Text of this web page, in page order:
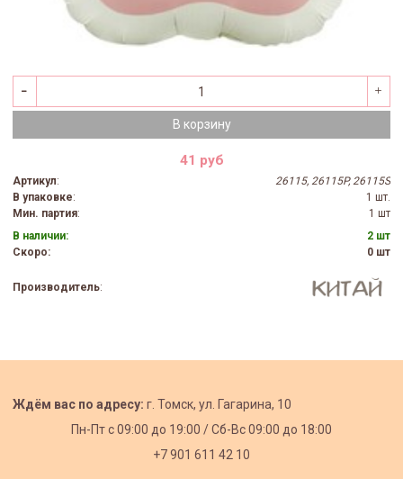
В корзину
41 руб
Артикул:
26115, 26115P, 26115S
В упаковке:
1 шт.
Мин. партия:
1 шт
В наличии:
2 шт
Скоро:
0 шт
Производитель:
Ждём вас по адресу: г. Томск, ул. Гагарина, 10
Пн-Пт с09:00 до 19:00 /Сб-Вс 09:00 до 18:00
+7 901 611 42 10